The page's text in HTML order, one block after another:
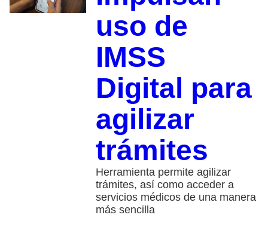
uso de
IMSS
Digital para
agilizar
trámites
Herramienta permite agilizar
trámites, así como acceder a
servicios médicos de una manera
más sencilla